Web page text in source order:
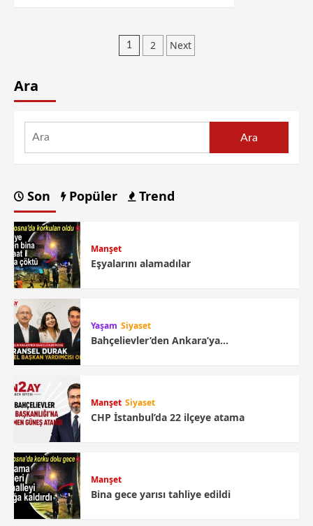
1 2 Next
Ara
Ara
Son Popüler Trend
Manşet
Eşyalarını alamadılar
Yaşam Siyaset
Bahçelievler’den Ankara’ya…
Manşet Siyaset
CHP İstanbul’da 22 ilçeye atama
Manşet
Bina gece yarısı tahliye edildi